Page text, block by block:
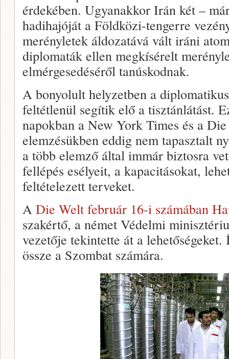
érdekében. Ugyanakkor Irán két –
hadihajóját a Földközi-tengerre
merényletek áldozatává vált iráni
diplomaták ellen megkísérelt
elmérgesedéséről tanúskodnak.
A bonyolult helyzetben a
feltétlenül segítik elő a tisztánlátást.
napokban a New York Times és a
elemzésükben eddig nem tapasztalt
a több elemző által immár biztosra
fellépés esélyeit, a kapacitásokat,
feltételezett terveket.
A Die Welt február 16-i számában
szakértő, a német Védelmi
vezetője tekintette át a
össze a Szombat számára.